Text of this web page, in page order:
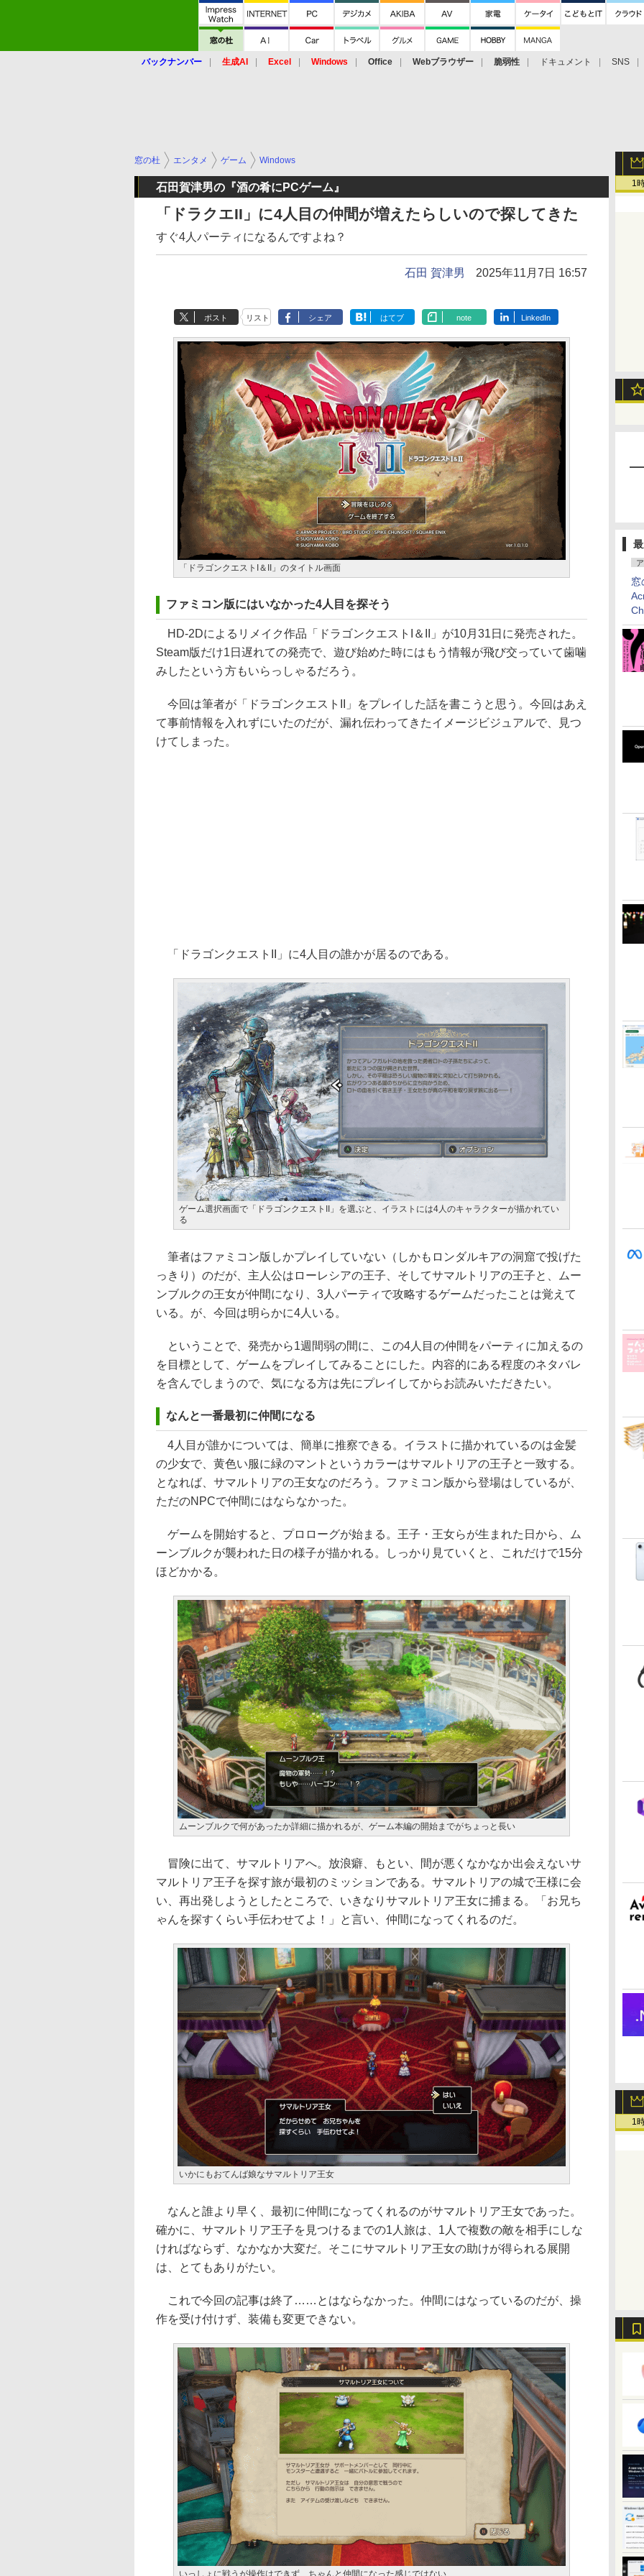
バックナンバー 生成AI Excel Windows Office Webブラウザー 脆弱性 ドキュメント SNS
1
1
窓の杜 エンタメ ゲーム Windows
石田賀津男の『酒の肴にPCゲーム』
「ドラクエII」に4人目の仲間が増えたらしいので探してきた
すぐ4人パーティになるんですよね？
石田 賀津男 2025年11月7日 16:57
ポスト リスト シェア はてブ note LinkedIn
「ドラゴンクエストI＆II」のタイトル画面
ファミコン版にはいなかった4人目を探そう
HD-2Dによるリメイク作品「ドラゴンクエストI＆II」が10月31日に発売された。
Steam版だけ1日遅れての発売で、遊び始めた時にはもう情報が飛び交っていて歯噛
みしたという方もいらっしゃるだろう。
今回は筆者が「ドラゴンクエストII」をプレイした話を書こうと思う。今回はあえ
て事前情報を入れずにいたのだが、漏れ伝わってきたイメージビジュアルで、見つ
けてしまった。
「ドラゴンクエストII」に4人目の誰かが居るのである。
ゲーム選択画面で「ドラゴンクエストII」を選ぶと、イラストには4人のキャラクターが描かれてい
る
筆者はファミコン版しかプレイしていない（しかもロンダルキアの洞窟で投げた
っきり）のだが、主人公はローレシアの王子、そしてサマルトリアの王子と、ムー
ンブルクの王女が仲間になり、3人パーティで攻略するゲームだったことは覚えて
いる。が、今回は明らかに4人いる。
ということで、発売から1週間弱の間に、この4人目の仲間をパーティに加えるの
を目標として、ゲームをプレイしてみることにした。内容的にある程度のネタバレ
を含んでしまうので、気になる方は先にプレイしてからお読みいただきたい。
なんと一番最初に仲間になる
4人目が誰かについては、簡単に推察できる。イラストに描かれているのは金髪
の少女で、黄色い服に緑のマントというカラーはサマルトリアの王子と一致する。
となれば、サマルトリアの王女なのだろう。ファミコン版から登場はしているが、
ただのNPCで仲間にはならなかった。
ゲームを開始すると、プロローグが始まる。王子・王女らが生まれた日から、ム
ーンブルクが襲われた日の様子が描かれる。しっかり見ていくと、これだけで15分
ほどかかる。
ムーンブルクで何があったか詳細に描かれるが、ゲーム本編の開始までがちょっと長い
冒険に出て、サマルトリアへ。放浪癖、もとい、間が悪くなかなか出会えないサ
マルトリア王子を探す旅が最初のミッションである。サマルトリアの城で王様に会
い、再出発しようとしたところで、いきなりサマルトリア王女に捕まる。「お兄ち
ゃんを探すくらい手伝わせてよ！」と言い、仲間になってくれるのだ。
いかにもおてんば娘なサマルトリア王女
なんと誰より早く、最初に仲間になってくれるのがサマルトリア王女であった。
確かに、サマルトリア王子を見つけるまでの1人旅は、1人で複数の敵を相手にしな
ければならず、なかなか大変だ。そこにサマルトリア王女の助けが得られる展開
は、とてもありがたい。
これで今回の記事は終了……とはならなかった。仲間にはなっているのだが、操
作を受け付けず、装備も変更できない。
いっしょに戦うが操作はできず、ちゃんと仲間になった感じではない